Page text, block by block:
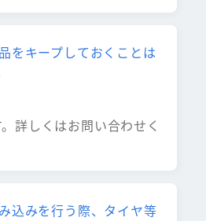
をキープしておくことは
詳しくはお問い合わせく
込みを行う際、タイヤ等